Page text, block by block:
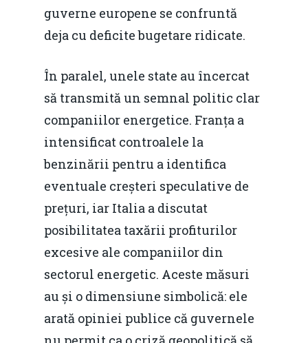
guverne europene se confruntă
deja cu deficite bugetare ridicate.
În paralel, unele state au încercat
să transmită un semnal politic clar
companiilor energetice. Franța a
intensificat controalele la
benzinării pentru a identifica
eventuale creșteri speculative de
prețuri, iar Italia a discutat
posibilitatea taxării profiturilor
excesive ale companiilor din
sectorul energetic. Aceste măsuri
au și o dimensiune simbolică: ele
arată opiniei publice că guvernele
Home
Noutăți
Despre
Evenimente
Foto
Modelul economic
România – orizont
resurselor naturale
Video
Marea Neagră în Noua
economie
EM360 Talk
Contact